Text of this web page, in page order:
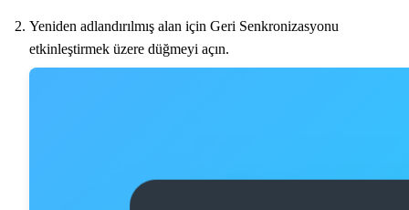
Yeniden adlandırılmış alan için Geri Senkronizasyonu
etkinleştirmek üzere düğmeyi açın.